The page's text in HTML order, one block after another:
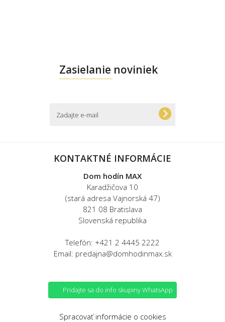
Zasielanie noviniek
KONTAKTNÉ INFORMÁCIE
Dom hodín MAX
Karadžičova 10
(stará adresa Vajnorská 47)
821 08 Bratislava
Slovenská republika
Telefón: +421 2 4445 2222
Email: predajna@domhodinmax.sk
Pridajte sa do info skupiny WhatsApp
Spracovať informácie o cookies